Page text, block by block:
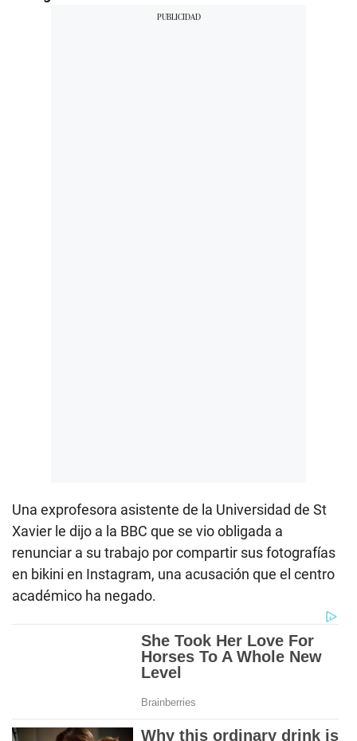
Una exprofesora asistente de la Universidad de St
Xavier le dijo a la BBC que se vio obligada a
renunciar a su trabajo por compartir sus fotografías
en bikini en Instagram, una acusación que el centro
académico ha negado.